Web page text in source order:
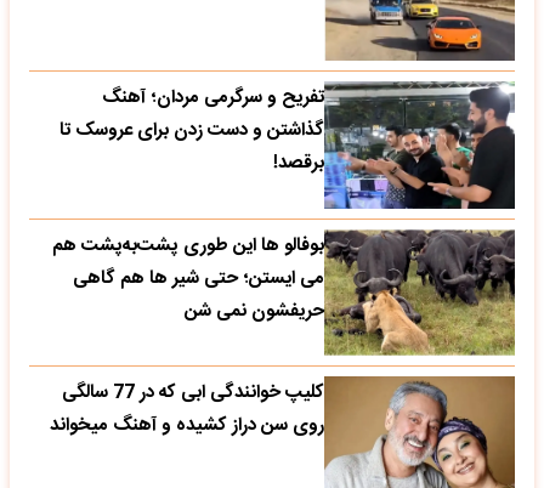
تفریح و سرگرمی مردان؛ آهنگ
گذاشتن و دست زدن برای عروسک تا
برقصد!
بوفالو ها این‌ طوری پشت‌به‌پشت هم
می‌ ایستن؛ حتی شیر ها هم گاهی
حریفشون نمی‌ شن
کلیپ خوانندگی ابی که در 77 سالگی
روی سن دراز کشیده و آهنگ میخواند